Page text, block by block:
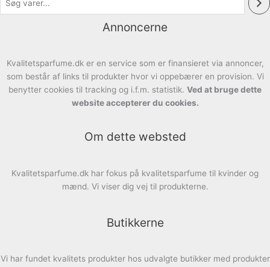
Annoncerne
Kvalitetsparfume.dk er en service som er finansieret via annoncer,
som består af links til produkter hvor vi oppebærer en provision. Vi
benytter cookies til tracking og i.f.m. statistik. Ved at bruge dette
website accepterer du cookies.
Om dette websted
Kvalitetsparfume.dk har fokus på kvalitetsparfume til kvinder og
mænd. Vi viser dig vej til produkterne.
Butikkerne
Vi har fundet kvalitets produkter hos udvalgte butikker med produkter